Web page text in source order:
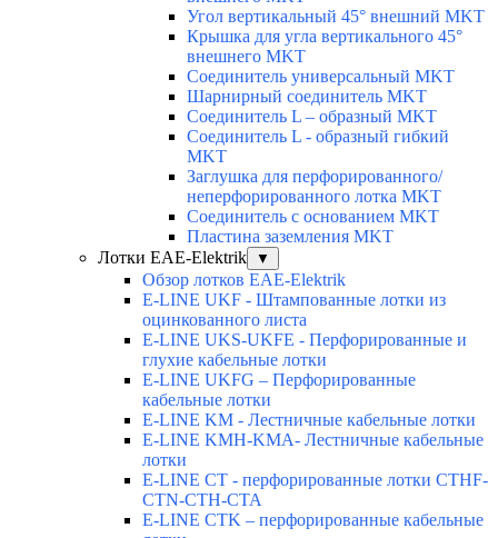
Угол вертикальный 45° внешний MKT
Крышка для угла вертикального 45°
внешнего MKT
Соединитель универсальный MKT
Шарнирный соединитель MKT
Соединитель L – образный MKT
Соединитель L - образный гибкий
MKT
Заглушка для перфорированного/
неперфорированного лотка MKT
Соединитель с основанием MKT
Пластина заземления MKT
Лотки EAE-Elektrik
▼
Обзор лотков EAE-Elektrik
E-LINE UKF - Штампованные лотки из
оцинкованного листа
E-LINE UKS-UKFE - Перфорированные и
глухие кабельные лотки
E-LINE UKFG – Перфорированные
кабельные лотки
E-LINE KM - Лестничные кабельные лотки
E-LINE KMH-KMA- Лестничные кабельные
лотки
E-LINE CT - перфорированные лотки CTHF-
CTN-CTH-CTA
E-LINE CTK – перфорированные кабельные